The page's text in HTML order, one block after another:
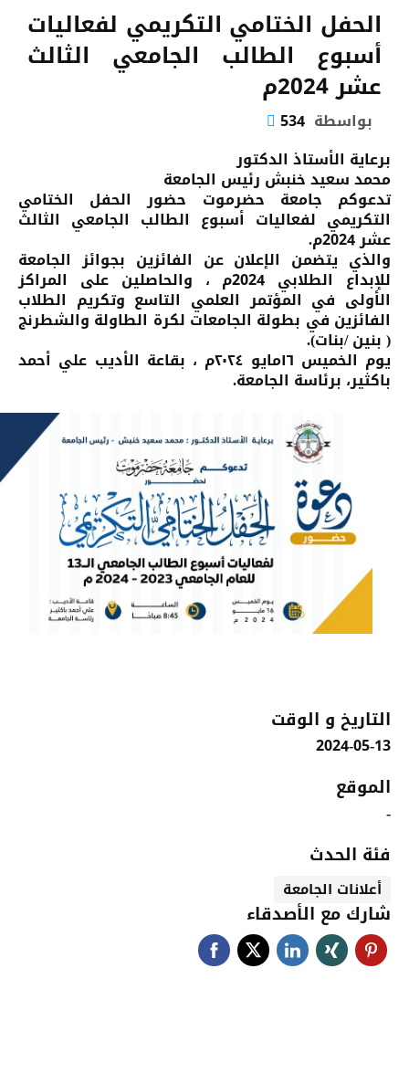
الحفل الختامي التكريمي لفعاليات
أسبوع الطالب الجامعي الثالث
عشر 2024م
بواسطة 534
برعاية الأستاذ الدكتور
محمد سعيد خنبش رئيس الجامعة
تدعوكم جامعة حضرموت حضور الحفل الختامي
التكريمي لفعاليات أسبوع الطالب الجامعي الثالث
عشر 2024م.
والذي يتضمن الإعلان عن الفائزين بجوائز الجامعة
للإبداع الطلابي 2024م ، والحاصلين على المراكز
الأولى في المؤتمر العلمي التاسع وتكريم الطلاب
الفائزين في بطولة الجامعات لكرة الطاولة والشطرنج
( بنين /بنات).
يوم الخميس ١٦مايو ٢٠٢٤م ، بقاعة الأديب علي أحمد
باكثير، برئاسة الجامعة.
التاريخ و الوقت
2024-05-13
الموقع
-
فئة الحدث
أعلانات الجامعة
شارك مع الأصدقاء